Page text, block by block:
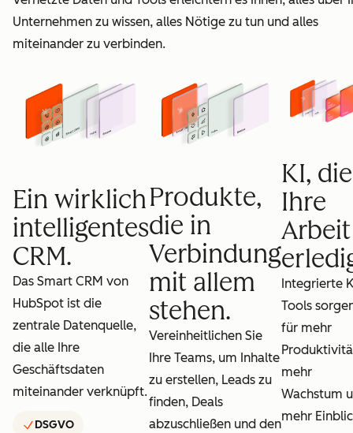
Unternehmen zu wissen, alles Nötige zu tun und alles
miteinander zu verbinden.
Ein wirklich
intelligentes
CRM.
Das Smart CRM von
HubSpot ist die
zentrale Datenquelle,
die alle Ihre
Geschäftsdaten
miteinander verknüpft.
DSGVO
Produkte,
die in
Verbindung
mit allem
stehen.
Vereinheitlichen Sie
Ihre Teams, um Inhalte
zu erstellen, Leads zu
finden, Deals
abzuschließen und den
KI, die
Ihre
Arbeit
Integrierte
Tools
für mehr
mehr
Wachstum
mehr